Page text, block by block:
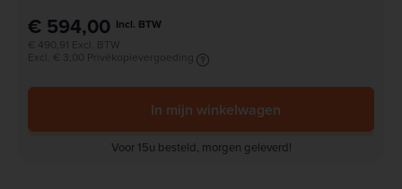
€ 594,00 Incl. BTW
€ 490,91 Excl. BTW
Excl. € 3,00 Privékopievergoeding
In mijn winkelwagen
Voor 15u besteld, morgen geleverd!